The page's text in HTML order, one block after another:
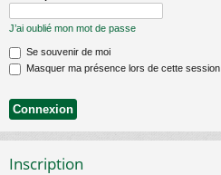
J’ai oublié mon mot de passe
Se souvenir de moi
Masquer ma présence lors de cette session
Inscription